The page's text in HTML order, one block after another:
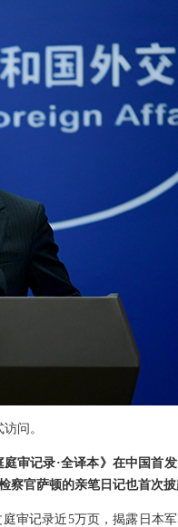
问。
审记录·全译本》在中国首
察官萨顿的亲笔日记也首次
审记录近5万页，揭露日本